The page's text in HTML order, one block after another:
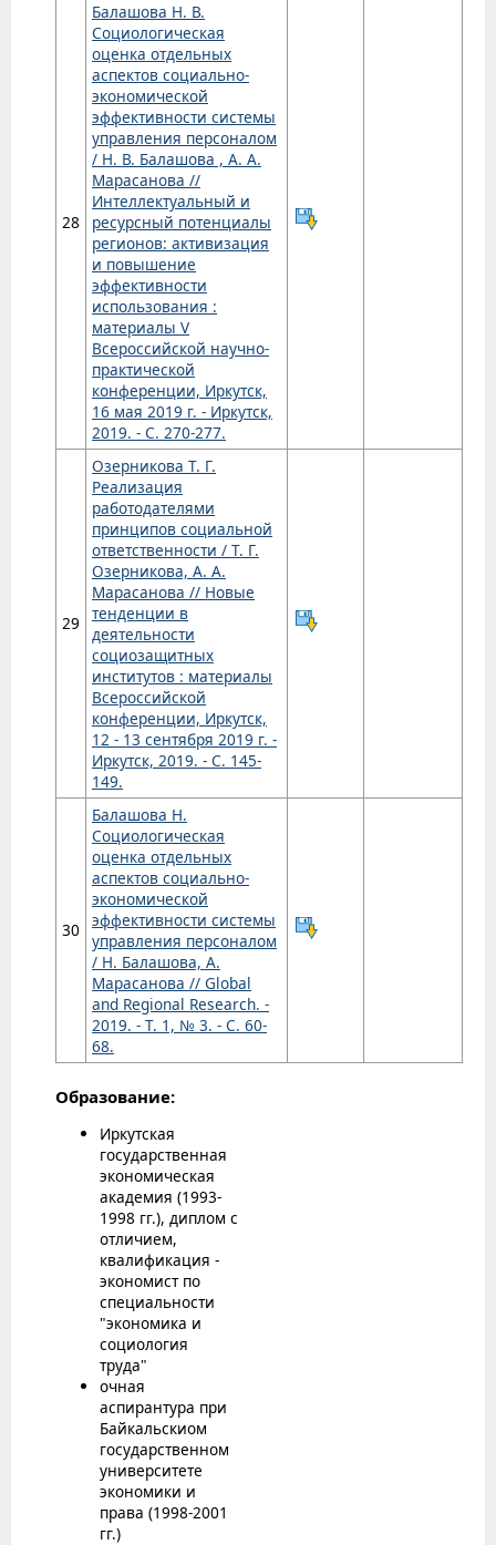
28
Балашова Н. В.
Социологическая
оценка отдельных
аспектов социально-
экономической
эффективности системы
управления персоналом
/ Н. В. Балашова , А. А.
Марасанова //
Интеллектуальный и
ресурсный потенциалы
регионов: активизация
и повышение
эффективности
использования :
материалы V
Всероссийской научно-
практической
конференции, Иркутск,
16 мая 2019 г. - Иркутск,
2019. - С. 270-277.
29
Озерникова Т. Г.
Реализация
работодателями
принципов социальной
ответственности / Т. Г.
Озерникова, А. А.
Марасанова // Новые
тенденции в
деятельности
социозащитных
институтов : материалы
Всероссийской
конференции, Иркутск,
12 - 13 сентября 2019 г. -
Иркутск, 2019. - С. 145-
149.
30
Балашова Н.
Социологическая
оценка отдельных
аспектов социально-
экономической
эффективности системы
управления персоналом
/ Н. Балашова, А.
Марасанова // Global
and Regional Research. -
2019. - Т. 1, № 3. - С. 60-
68.
Образование:
Иркутская
государственная
экономическая
академия (1993-
1998 гг.), диплом с
отличием,
квалификация -
экономист по
специальности
"экономика и
социология
труда"
очная
аспирантура при
Байкальскиом
государственном
университете
экономики и
права (1998-2001
гг.)